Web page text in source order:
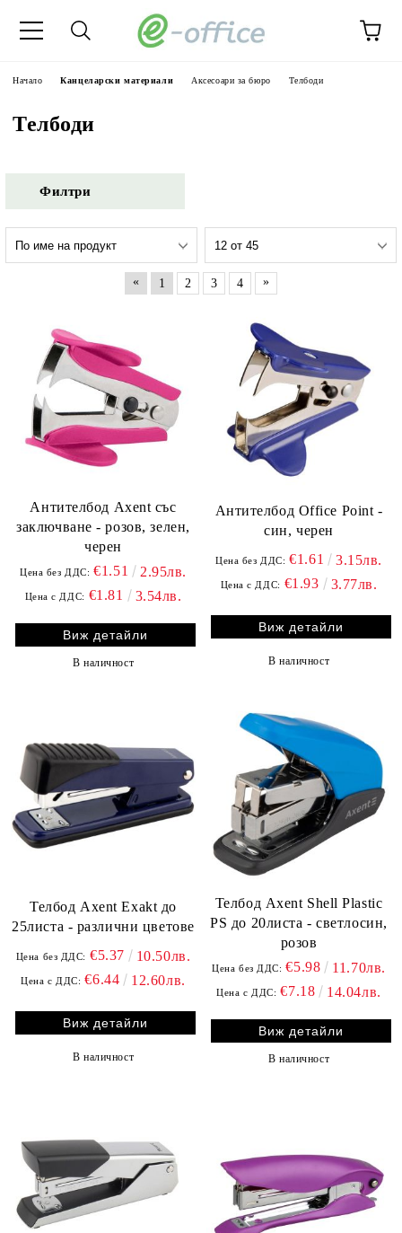
Начало Канцеларски материали Аксесоари за бюро Телбоди
Телбоди
Филтри
« 1 2 3 4 »
Антителбод Axent със
заключване - розов, зелен,
черен
Цена без ДДС: €1.51 2.95лв.
Цена с ДДС: €1.81 3.54лв.
Виж детайли
В наличност
Антителбод Office Point -
син, черен
Цена без ДДС: €1.61 3.15лв.
Цена с ДДС: €1.93 3.77лв.
Виж детайли
В наличност
Телбод Axent Exakt до
25листа - различни цветове
Цена без ДДС: €5.37 10.50лв.
Цена с ДДС: €6.44 12.60лв.
Виж детайли
В наличност
Телбод Axent Shell Plastic
PS до 20листа - светлосин,
розов
Цена без ДДС: €5.98 11.70лв.
Цена с ДДС: €7.18 14.04лв.
Виж детайли
В наличност